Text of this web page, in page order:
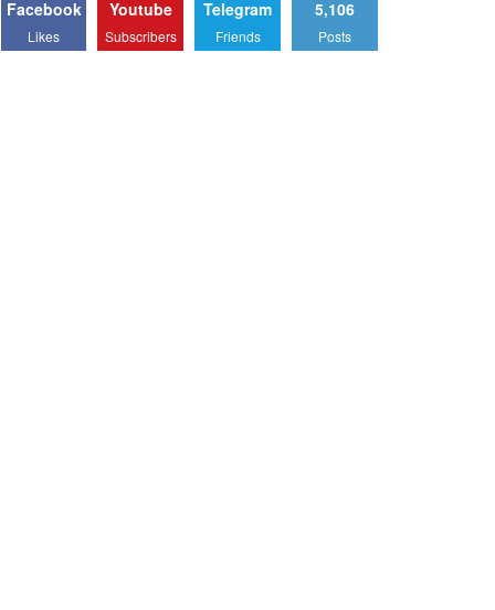
Facebook
Likes
Youtube
Subscribers
Telegram
Friends
5,106
Posts